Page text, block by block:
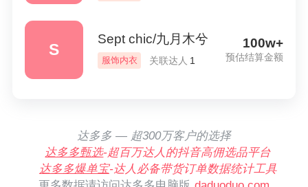
S
Sept chic/九月木兮
服饰内衣 关联达人 1
100w+
预估结算金额
达多多 — 超300万客户的选择
达多多甄选-超百万达人的抖音高佣选品平台
达多多爆单宝-达人必备带货订单数据统计工具